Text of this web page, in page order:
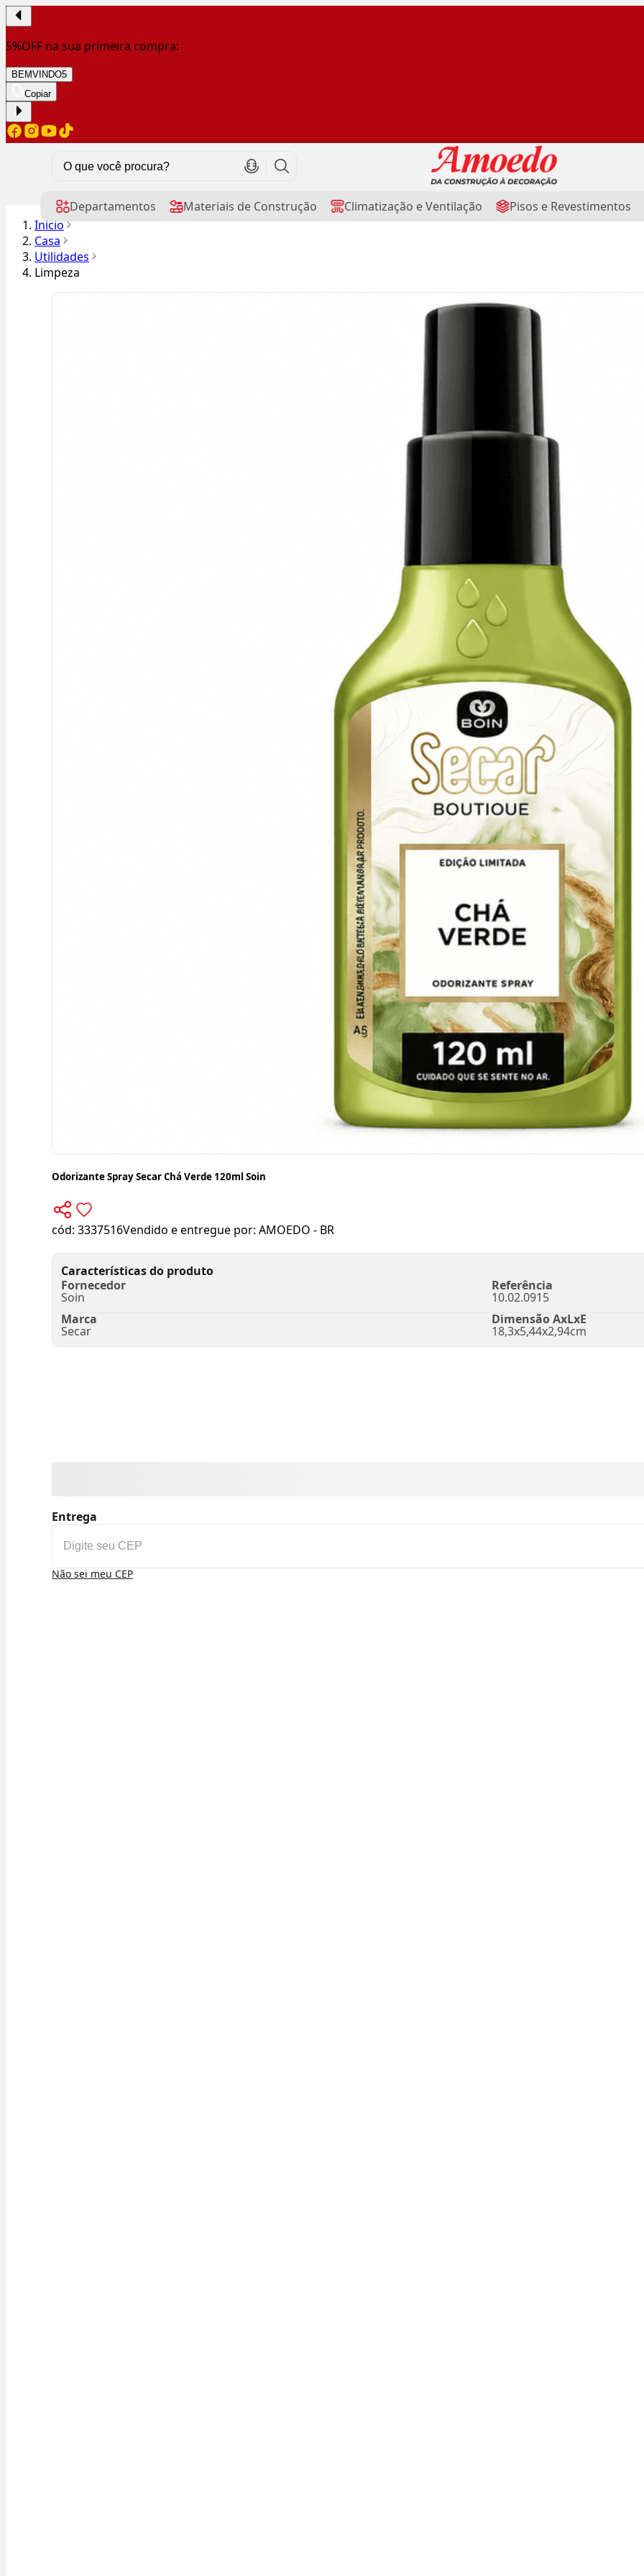
5%OFF na sua primeira compra:
BEMVINDO5
Copiar
Departamentos Materiais de Construção Climatização e Ventilação Pisos e Revestimentos
Início
Casa
Utilidades
Limpeza
Odorizante Spray Secar Chá Verde 120ml Soin
cód: 3337516Vendido e entregue por: AMOEDO - BR
Características do produto
Fornecedor
Soin
Referência
10.02.0915
Marca
Secar
Dimensão AxLxE
18,3x5,44x2,94cm
Entrega
Não sei meu CEP